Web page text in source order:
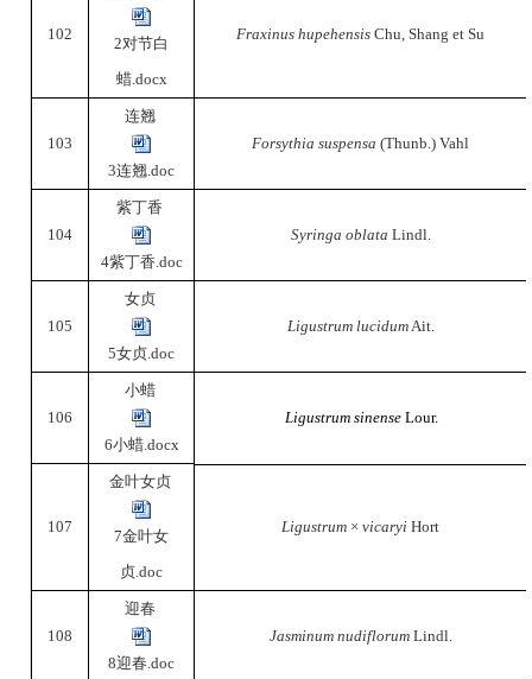
102
2对节白
蜡.docx
Fraxinus hupehensis Chu, Shang et Su
103
连翘
3连翘.doc
Forsythia suspensa (Thunb.) Vahl
104
紫丁香
4紫丁香.doc
Syringa oblata Lindl.
105
女贞
5女贞.doc
Ligustrum lucidumAit.
106
小蜡
6小蜡.docx
Ligustrum sinense Lour.
107
金叶女贞
7金叶女
贞.doc
Ligustrum × vicaryi Hort
108
迎春
8迎春.doc
Jasminum nudiflorumLindl.